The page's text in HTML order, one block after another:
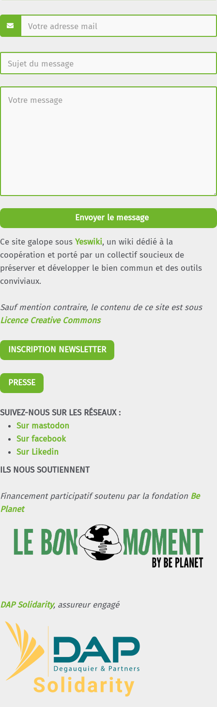
Envoyer le message
Ce site galope sous Yeswiki, un wiki dédié à la
coopération et porté par un collectif soucieux de
préserver et développer le bien commun et des outils
conviviaux.
Sauf mention contraire, le contenu de ce site est sous
Licence Creative Commons
INSCRIPTION NEWSLETTER
PRESSE
SUIVEZ-NOUS SUR LES RÉSEAUX :
Sur mastodon
Sur facebook
Sur Likedin
ILS NOUS SOUTIENNENT
Financement participatif soutenu par la fondation Be
Planet
DAP Solidarity, assureur engagé